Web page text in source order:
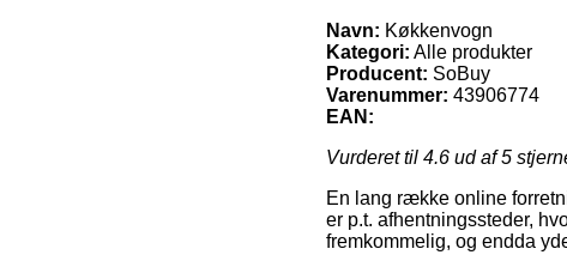
Navn: Køkkenvogn
Kategori: Alle produkter
Producent: SoBuy
Varenummer: 43906774
EAN:
Vurderet til 4.6 ud af 5
En lang række online
er p.t. afhentningssteder,
fremkommelig, og endda